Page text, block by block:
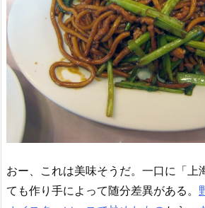
おー、これは美味そうだ。一口に「上
ても作り手によって随分差異がある。